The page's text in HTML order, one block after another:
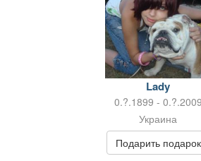
Lady
0.?.1899 - 0.?.2009
Украина
Подарить подарок